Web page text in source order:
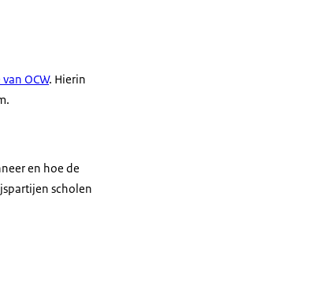
OCW. Hierin
en hoe de
scholen